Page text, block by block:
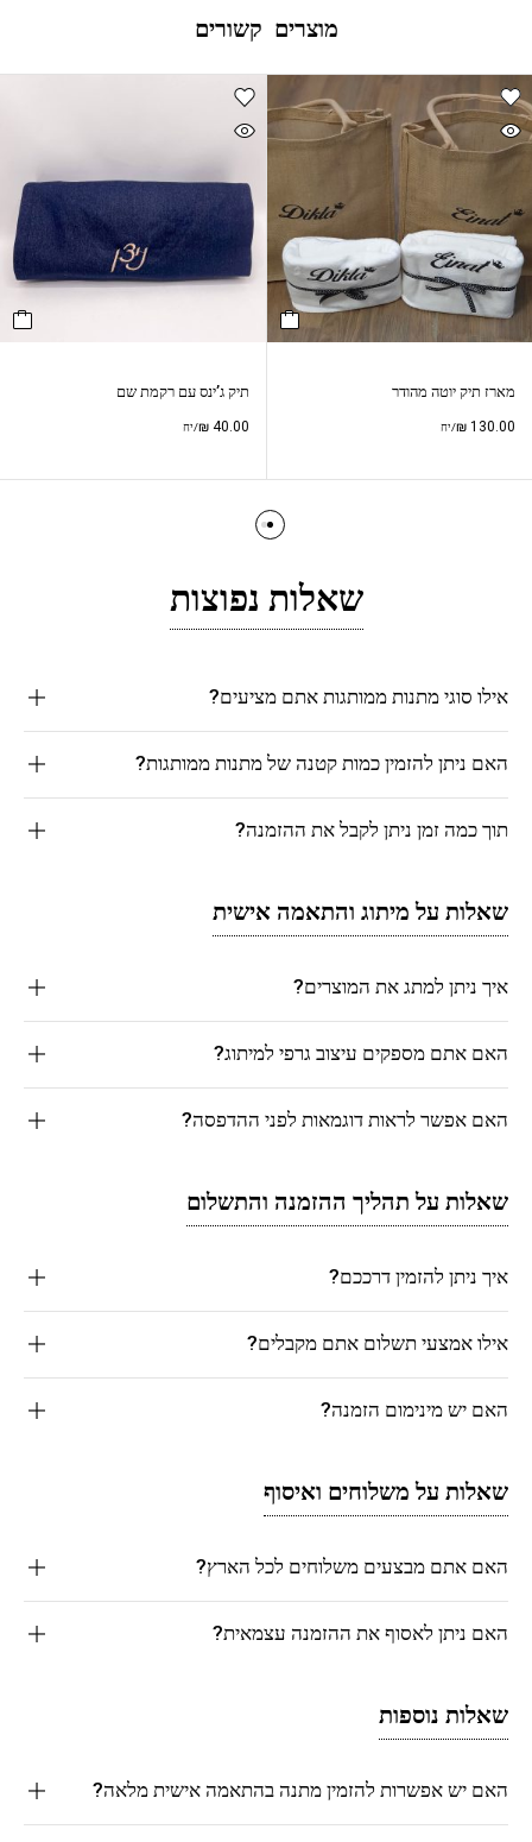
מוצרים קשורים
מארז תיק יוטה מהודר
₪ 130.00 /יח
תיק ג’ינס עם רקמת שם
₪40.00 /יח
שאלות נפוצות
אילו סוגי מתנות ממותגות אתם מציעים?
האם ניתן להזמין כמות קטנה של מתנות ממותגות?
תוך כמה זמן ניתן לקבל את ההזמנה?
שאלות על מיתוג והתאמה אישית
איך ניתן למתג את המוצרים?
האם אתם מספקים עיצוב גרפי למיתוג?
האם אפשר לראות דוגמאות לפני ההדפסה?
שאלות על תהליך ההזמנה והתשלום
איך ניתן להזמין דרככם?
אילו אמצעי תשלום אתם מקבלים?
האם יש מינימום הזמנה?
שאלות על משלוחים ואיסוף
האם אתם מבצעים משלוחים לכל הארץ?
האם ניתן לאסוף את ההזמנה עצמאית?
שאלות נוספות
האם יש אפשרות להזמין מתנה בהתאמה אישית מלאה?